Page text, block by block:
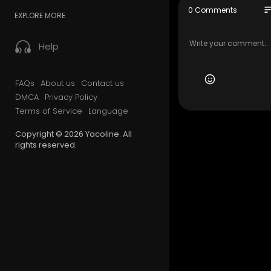
EXPLORE MORE
Help
FAQs About us
Contact us
DMCA Privacy Policy
Terms of Service
Language
Copyright © 2026 Yacoline. All
rights reserved.
0 Comments